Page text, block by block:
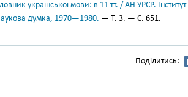
української мови: в 11 тт. / АН УРСР.
думка, 1970—1980. — Т. 3. — С. 651.
Поділитись: